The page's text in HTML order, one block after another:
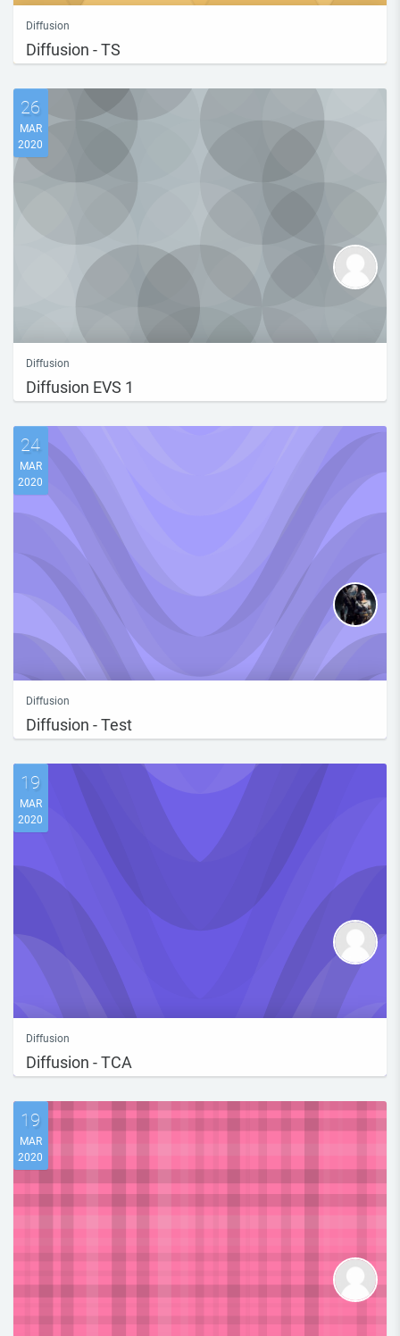
Diffusion
Diffusion - TS
26
MAR
2020
Diffusion
Diffusion EVS 1
24
MAR
2020
Diffusion
Diffusion - Test
19
MAR
2020
Diffusion
Diffusion - TCA
19
MAR
2020